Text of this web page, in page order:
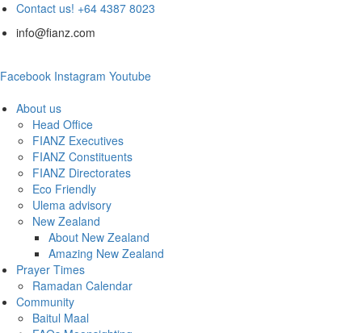
Contact us! +64 4387 8023
info@fianz.com
Facebook Instagram Youtube
About us
Head Office
FIANZ Executives
FIANZ Constituents
FIANZ Directorates
Eco Friendly
Ulema advisory
New Zealand
About New Zealand
Amazing New Zealand
Prayer Times
Ramadan Calendar
Community
Baitul Maal